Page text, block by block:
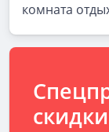
комната
скидки